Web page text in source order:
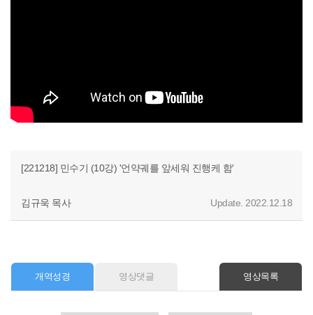
[221218] 민수기 (10강) '언약궤를 앞세워 진행케 함'
김규욱 목사 Update. 2022.12.18
개역성경 영상댓글 영상목록